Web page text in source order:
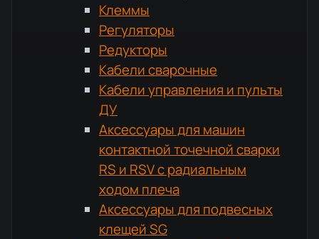
Клеммы
Регуляторы
Редукторы
Кабели сварочные
Кабели управления и пульты
ДУ
Аксессуары для машин
контактной точечной сварки
RS и RSV с радиальным
ходом плеча
Аксессуары для подвесных
клещей SG